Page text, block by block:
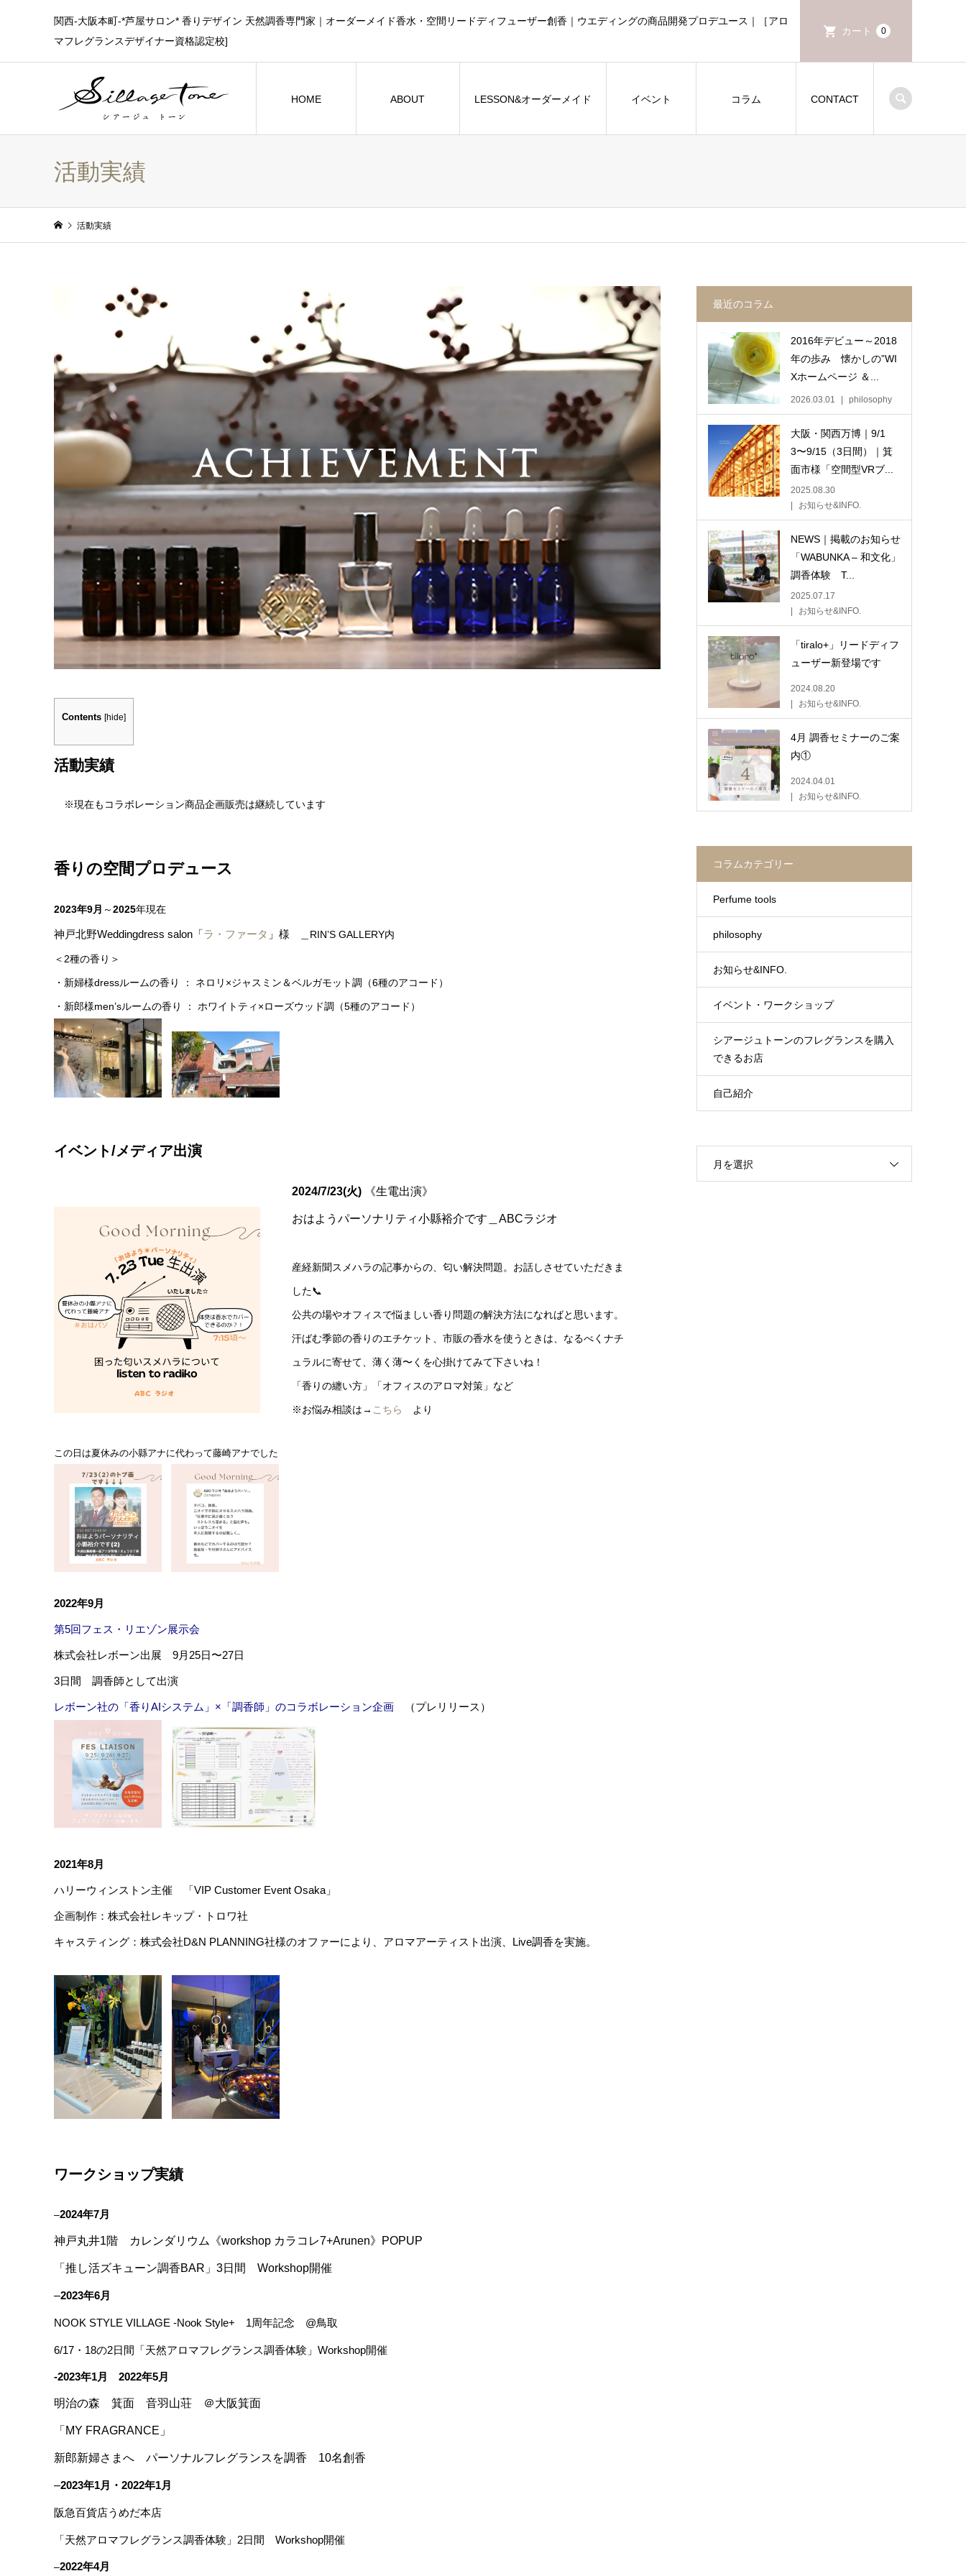
関西-大阪本町-*芦屋サロン* 香りデザイン 天然調香専門家｜オーダーメイド香水・空間リードディフューザー創香｜ウエディングの商品開発プロデユース｜［アロ
マフレグランスデザイナー資格認定校]
カート 0
HOME ABOUT LESSON&オーダーメイド イベント コラム CONTACT
活動実績
活動実績
Contents [hide]
活動実績
※現在もコラボレーション商品企画販売は継続しています
香りの空間プロデュース
2023年9月 ～2025年現在
神戸北野Weddingdress salon「ラ・ファータ 」様 ＿RIN’S GALLERY内
＜2種の香り＞
・新婦様dressルームの香り ： ネロリ×ジャスミン＆ベルガモット調（6種のアコード）
・新郎様men’sルームの香り ： ホワイトティ×ローズウッド調（5種のアコード）
イベント/メディア出演
2024/7/23(火) 《生電出演》
おはようパーソナリティ小縣裕介です＿ABCラジオ
産経新聞スメハラの記事からの、匂い解決問題。お話しさせていただきま
した📞
公共の場やオフィスで悩ましい香り問題の解決方法になればと思います。
汗ばむ季節の香りのエチケット、市販の香水を使うときは、なるべくナチ
ュラルに寄せて、薄く薄〜くを心掛けてみて下さいね！
「香りの纏い方」「オフィスのアロマ対策」など
※お悩み相談は→ こちら より
この日は夏休みの小縣アナに代わって藤崎アナでした
2022年9月
第5回フェス・リエゾン展示会
株式会社レボーン出展 9月25日〜27日
3日間 調香師として出演
レボーン社の「香りAIシステム」×「調香師」のコラボレーション企画 （プレリリース）
2021年8月
ハリーウィンストン主催 「VIP Customer Event Osaka」
企画制作：株式会社レキップ・トロワ社
キャスティング：株式会社D&N PLANNING社様のオファーにより、アロマアーティスト出演、Live調香を実施。
ワークショップ実績
–2024年7月
神戸丸井1階 カレンダリウム《workshop カラコレ7+Arunen》POPUP
「推し活ズキューン調香BAR」3日間 Workshop開催
–2023年6月
NOOK STYLE VILLAGE -Nook Style+ 1周年記念 @鳥取
6/17・18の2日間「天然アロマフレグランス調香体験」Workshop開催
-2023年1月 2022年5月
明治の森 箕面 音羽山荘 ＠大阪箕面
「MY FRAGRANCE」
新郎新婦さまへ パーソナルフレグランスを調香 10名創香
–2023年1月・2022年1月
阪急百貨店うめだ本店
「天然アロマフレグランス調香体験」2日間 Workshop開催
–2022年4月
最近のコラム
2016年デビュー～2018
年の歩み 懐かしの”WI
Xホームページ ＆...
2026.03.01 philosophy
大阪・関西万博｜9/1
3〜9/15（3日間）｜箕
面市様「空間型VRブ...
2025.08.30
お知らせ&INFO.
NEWS｜掲載のお知らせ
「WABUNKA – 和文化」
調香体験 T...
2025.07.17
お知らせ&INFO.
「tiralo+」リードディフ
ューザー新登場です
2024.08.20
お知らせ&INFO.
4月 調香セミナーのご案
内①
2024.04.01
お知らせ&INFO.
コラムカテゴリー
Perfume tools
philosophy
お知らせ&INFO.
イベント・ワークショップ
シアージュトーンのフレグランスを購入
できるお店
自己紹介
月を選択